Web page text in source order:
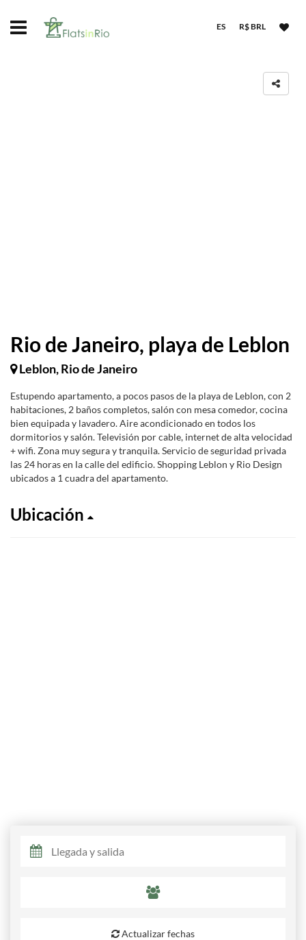
ES R$ BRL
Rio de Janeiro, playa de Leblon
Leblon, Rio de Janeiro
Estupendo apartamento, a pocos pasos de la playa de Leblon, con 2
habitaciones, 2 baños completos, salón con mesa comedor, cocina
bien equipada y lavadero. Aire acondicionado en todos los
dormitorios y salón. Televisión por cable, internet de alta velocidad
+ wifi. Zona muy segura y tranquila. Servicio de seguridad privada
las 24 horas en la calle del edificio. Shopping Leblon y Rio Design
ubicados a 1 cuadra del apartamento.
Ubicación
Actualizar fechas